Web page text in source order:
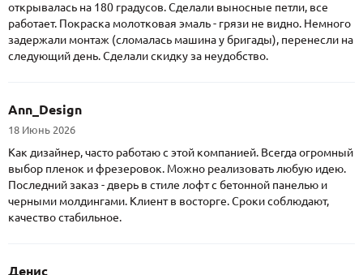
открывалась на 180 градусов. Сделали выносные петли, все
работает. Покраска молотковая эмаль - грязи не видно. Немного
задержали монтаж (сломалась машина у бригады), перенесли на
следующий день. Сделали скидку за неудобство.
Ann_Design
18 Июнь 2026
Как дизайнер, часто работаю с этой компанией. Всегда огромный
выбор пленок и фрезеровок. Можно реализовать любую идею.
Последний заказ - дверь в стиле лофт с бетонной панелью и
черными молдингами. Клиент в восторге. Сроки соблюдают,
качество стабильное.
Денис